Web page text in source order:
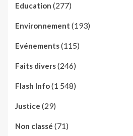
Education (277)
Environnement (193)
Evénements(115)
Faits divers(246)
Flash Info(1 548)
Justice (29)
Non classé (71)